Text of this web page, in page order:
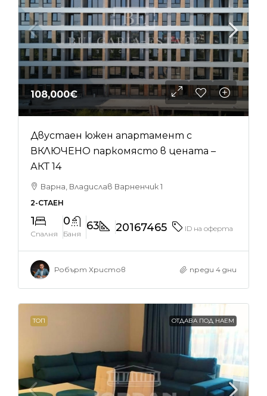
108,000€
Двустаен южен апартамент с
ВКЛЮЧЕНО паркомясто в цената –
АКТ 14
Варна, Владислав Варненчик 1
2-СТАЕН
1
Спалня
0
Баня
63 20167465 ID на оферта
Робърт Христов преди 4 дни
ТОП ОТДАВА ПОД НАЕМ